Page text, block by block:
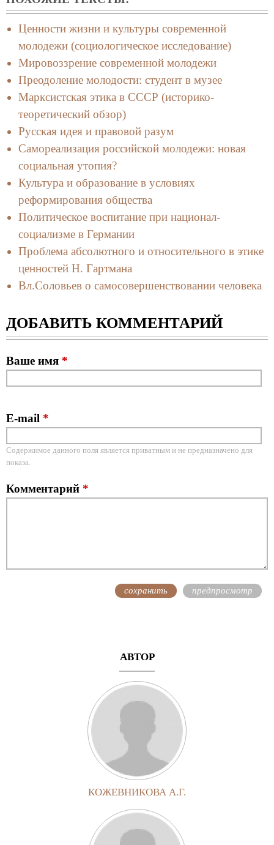
Ценности жизни и культуры современной
молодежи (социологическое исследование)
Мировоззрение современной молодежи
Преодоление молодости: студент в музее
Марксистская этика в СССР (историко-
теоретический обзор)
Русская идея и правовой разум
Самореализация российской молодежи: новая
социальная утопия?
Культура и образование в условиях
реформирования общества
Политическое воспитание при национал-
социализме в Германии
Проблема абсолютного и относительного в этике
ценностей Н. Гартмана
Вл.Соловьев о самосовершенствовании человека
ДОБАВИТЬ КОММЕНТАРИЙ
Ваше имя *
E-mail *
Содержимое данного поля является приватным и не предназначено для
показа.
Комментарий *
АВТОР
КОЖЕВНИКОВА А.Г.